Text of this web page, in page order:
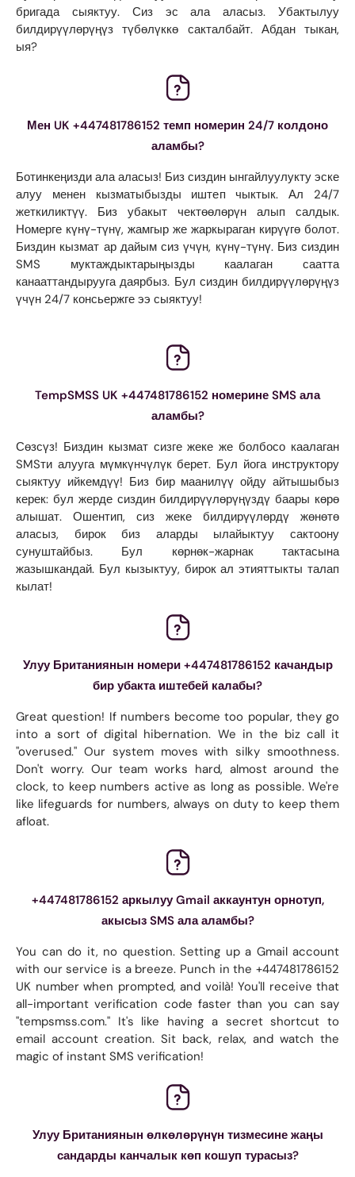
бригада сыяктуу. Сиз эс ала аласыз. Убактылуу
билдирүүлөрүңүз түбөлүккө сакталбайт. Абдан тыкан,
ыя?
Мен UK +447481786152 темп номерин 24/7 колдоно
аламбы?
Ботинкеңизди ала аласыз! Биз сиздин ынгайлуулукту эске
алуу менен кызматыбызды иштеп чыктык. Ал 24/7
жеткиликтүү. Биз убакыт чектөөлөрүн алып салдык.
Номерге күнү-түнү, жамгыр же жаркыраган кирүүгө болот.
Биздин кызмат ар дайым сиз үчүн, күнү-түнү. Биз сиздин
SMS муктаждыктарыңызды каалаган саатта
канааттандырууга даярбыз. Бул сиздин билдирүүлөрүңүз
үчүн 24/7 консьержге ээ сыяктуу!
TempSMSS UK +447481786152 номерине SMS ала
аламбы?
Сөзсүз! Биздин кызмат сизге жеке же болбосо каалаган
SMSти алууга мүмкүнчүлүк берет. Бул йога инструктору
сыяктуу ийкемдүү! Биз бир маанилүү ойду айтышыбыз
керек: бул жерде сиздин билдирүүлөрүңүздү баары көрө
алышат. Ошентип, сиз жеке билдирүүлөрдү жөнөтө
аласыз, бирок биз аларды ылайыктуу сактоону
сунуштайбыз. Бул көрнөк-жарнак тактасына
жазышкандай. Бул кызыктуу, бирок ал этияттыкты талап
кылат!
Улуу Британиянын номери +447481786152 качандыр
бир убакта иштебей калабы?
Great question! If numbers become too popular, they go
into a sort of digital hibernation. We in the biz call it
"overused." Our system moves with silky smoothness.
Don't worry. Our team works hard, almost around the
clock, to keep numbers active as long as possible. We're
like lifeguards for numbers, always on duty to keep them
afloat.
+447481786152 аркылуу Gmail аккаунтун орнотуп,
акысыз SMS ала аламбы?
You can do it, no question. Setting up a Gmail account
with our service is a breeze. Punch in the +447481786152
UK number when prompted, and voilà! You'll receive that
all-important verification code faster than you can say
"tempsmss.com." It's like having a secret shortcut to
email account creation. Sit back, relax, and watch the
magic of instant SMS verification!
Улуу Британиянын өлкөлөрүнүн тизмесине жаңы
сандарды канчалык көп кошуп турасыз?